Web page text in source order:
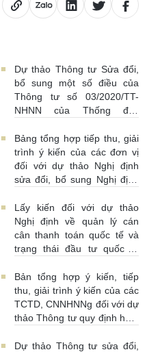
Dự thảo Thông tư Sửa đổi,
bổ sung một số điều của
Thông tư số 03/2020/TT-
NHNN của Thống đốc
tiền của NHNN 03/08/2026 |
11:16:00
Bảng tổng hợp tiếp thu, giải
trình ý kiến của các đơn vị
đối với dự thảo Nghị định
sửa đổi, bổ sung Nghị định
30/07/2026 | 09:09:00
Lấy kiến đối với dự thảo
Nghị định về quản lý cán
cân thanh toán quốc tế và
trạng thái đầu tư quốc tế
15:00:00
Bản tổng hợp ý kiến, tiếp
thu, giải trình ý kiến của các
TCTD, CNNHNNg đối với dự
thảo Thông tư quy định hoạt
nhận tiền gửi, mua, bán có
Dự thảo Thông tư sửa đổi,